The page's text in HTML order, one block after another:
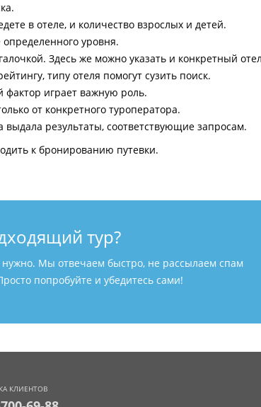
в отеле, и количество взрослых и детей.
уровня.
Здесь же можно указать и конкретный
типу отеля помогут сузить поиск.
играет важную роль.
от конкретного туроператора.
результаты, соответствующие запросам.
к бронированию путевки.
тур?
Мы отвечаем быстро, не рассылаем спам
попробуйте и убедитесь сами!
КЛИЕНТОВ